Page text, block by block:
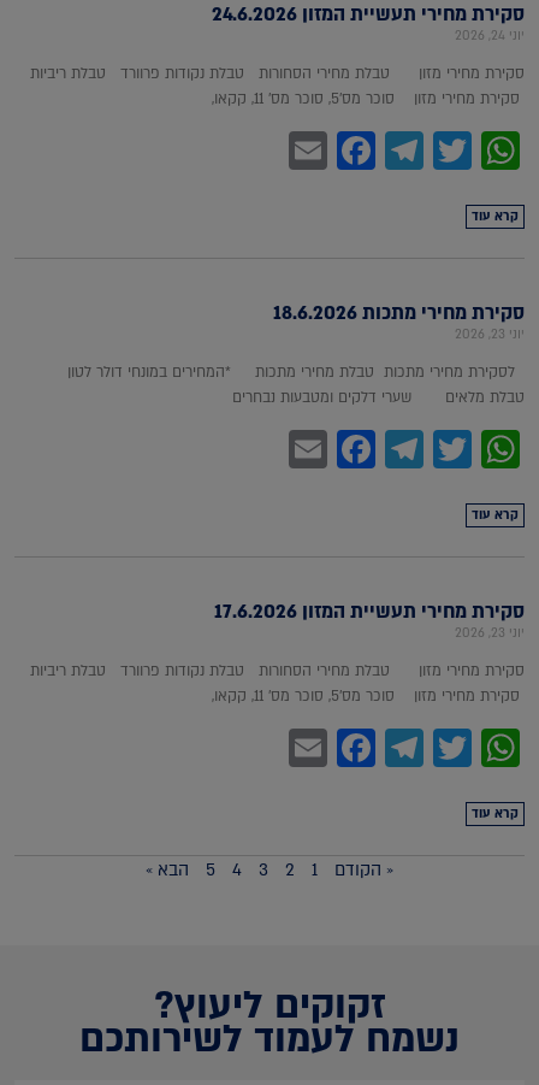
סקירת מחירי תעשיית המזון 24.6.2026
יוני 24, 2026
סקירת מחירי מזון טבלת מחירי הסחורות טבלת נקודות פרוורד טבלת ריביות
סקירת מחירי מזון סוכר מס'5, סוכר מס' 11, קקאו,
WhatsApp
Twitter
Telegram
Facebook
קרא עוד
סקירת מחירי מתכות 18.6.2026
יוני 23, 2026
לסקירת מחירי מתכות טבלת מחירי מתכות *המחירים במונחי דולר לטון
טבלת מלאים שערי דלקים ומטבעות נבחרים
WhatsApp
Twitter
Telegram
Facebook
קרא עוד
סקירת מחירי תעשיית המזון 17.6.2026
יוני 23, 2026
סקירת מחירי מזון טבלת מחירי הסחורות טבלת נקודות פרוורד טבלת ריביות
סקירת מחירי מזון סוכר מס'5, סוכר מס' 11, קקאו,
WhatsApp
Twitter
Telegram
Facebook
קרא עוד
« הקודם 1
2
3
4
5 הבא »
זקוקים ליעוץ?
נשמח לעמוד לשירותכם